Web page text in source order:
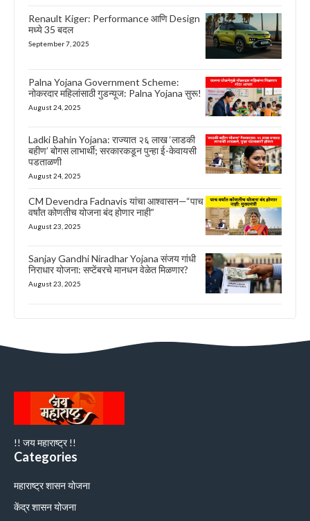
Renault Kiger: Performance आणि Design
मध्ये 35 बदल
September 7, 2025
Palna Yojana Government Scheme:
नोकरदार महिलांसाठी गुडन्यूज: Palna Yojana सुरू!
August 24, 2025
Ladki Bahin Yojana: राज्यात २६ लाख ‘लाडकी
बहीण’ बोगस लाभार्थी; सरकारकडून पुन्हा ई-केवायसी
पडताळणी
August 24, 2025
CM Devendra Fadnavis यांचा आश्वासन—“पाच
वर्षांत कोणतीच योजना बंद होणार नाही”
August 23, 2025
Sanjay Gandhi Niradhar Yojana संजय गांधी
निराधार योजना: सप्टेंबरचे मानधन वेळेत मिळणार?
August 23, 2025
!! जय महाराष्ट्र !!
Categories
महाराष्ट्र शासन योजना
केंद्र शासन योजना